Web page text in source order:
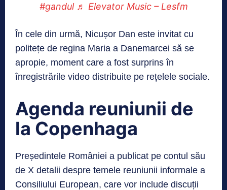
#gandul ♬ Elevator Music – Lesfm
În cele din urmă, Nicușor Dan este invitat cu
politețe de regina Maria a Danemarcei să se
apropie, moment care a fost surprins în
înregistrările video distribuite pe rețelele sociale.
Agenda reuniunii de
la Copenhaga
Președintele României a publicat pe contul său
de X detalii despre temele reuniunii informale a
Consiliului European, care vor include discuții